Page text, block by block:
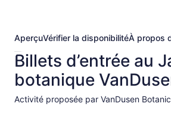
AperçuVérifier la disponibilitéÀ propos
Billets d’entrée au
botanique
Activité proposée par VanDusen